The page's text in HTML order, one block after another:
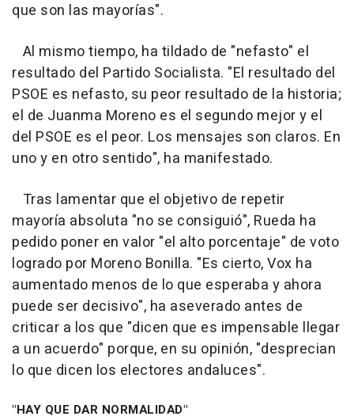
que son las mayorías".
Al mismo tiempo, ha tildado de "nefasto" el
resultado del Partido Socialista. "El resultado del
PSOE es nefasto, su peor resultado de la historia;
el de Juanma Moreno es el segundo mejor y el
del PSOE es el peor. Los mensajes son claros. En
uno y en otro sentido", ha manifestado.
Tras lamentar que el objetivo de repetir
mayoría absoluta "no se consiguió", Rueda ha
pedido poner en valor "el alto porcentaje" de voto
logrado por Moreno Bonilla. "Es cierto, Vox ha
aumentado menos de lo que esperaba y ahora
puede ser decisivo", ha aseverado antes de
criticar a los que "dicen que es impensable llegar
a un acuerdo" porque, en su opinión, "desprecian
lo que dicen los electores andaluces".
"HAY QUE DAR NORMALIDAD"